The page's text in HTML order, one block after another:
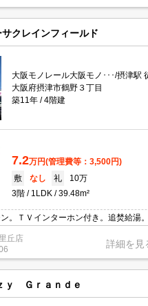
サクレインフィールド
大阪モノレール大阪モノ･･･/摂津駅
大阪府摂津市鶴野３丁目
築11年
4階建
7.2万円(管理費等：3,500円)
敷
なし 礼
10万
3階
1LDK 39.48m²
。ＴＶインターホン付き。追焚給湯
3口ガスコンロ付。24時間安心サポー
丘店
詳細を見
ｙ Ｇｒａｎｄｅ